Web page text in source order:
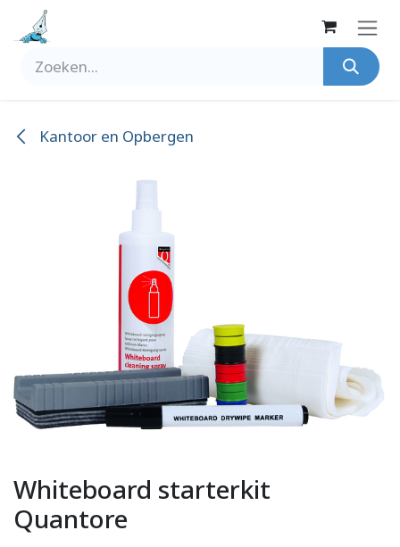
Overslaan naar inhoud
Kantoor en Opbergen
Whiteboard starterkit
Quantore